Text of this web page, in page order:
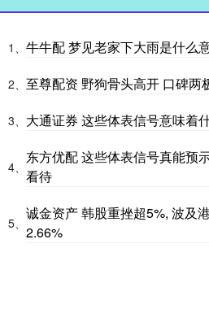
1、 牛牛配 梦见老家下大雨是什么
2、 至尊配资 野狗骨头高开 口碑两
3、 大通证券 这些体表信号意味着
4、
东方优配 这些体表信号真能预
看待
5、
诚金资产 韩股重挫超5%, 波及
2.66%